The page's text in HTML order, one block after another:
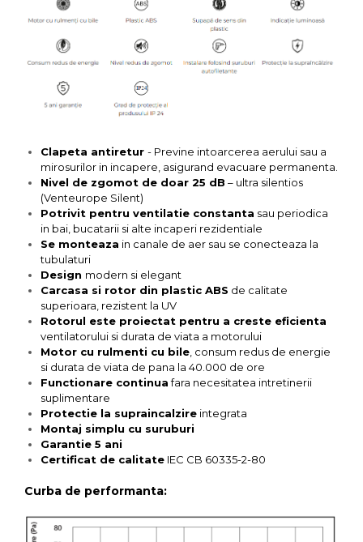
Clapeta antiretur - Previne intoarcerea aerului sau a
mirosurilor in incapere, asigurand evacuare permanenta.
Nivel de zgomot de doar 25 dB – ultra silentios
(Venteurope Silent)
Potrivit pentru ventilatie constanta sau periodica
in bai, bucatarii si alte incaperi rezidentiale
Se monteaza in canale de aer sau se conecteaza la
tubulaturi
Design modern si elegant
Carcasa si rotor din plastic ABS de calitate
superioara, rezistent la UV
Rotorul este proiectat pentru a creste eficienta
ventilatorului si durata de viata a motorului
Motor cu rulmenti cu bile , consum redus de energie
si durata de viata de pana la 40.000 de ore
Functionare continuafara necesitatea intretinerii
suplimentare
Protectie la supraincalzire integrata
Montaj simplu cu suruburi
Garantie 5 ani
Certificat de calitate IEC CB 60335-2-80
Curba de performanta: